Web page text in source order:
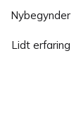
Nybegynder
Lidt erfaring